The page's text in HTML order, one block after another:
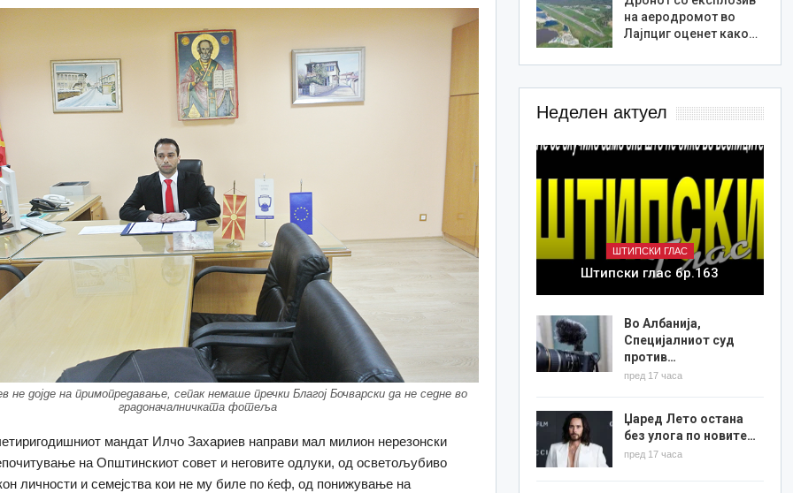
не дојде на примопредавање, сепак немаше пречки Благој Бочварски да не седне во
градоначалничката фотеља
мандат Илчо Захариев направи мал милион нерезонски
на Општинскиот совет и неговите одлуки, од осветољубиво
личности и семејства кои не му биле по ќеф, од понижување на
на аеродромот во
Лајпциг оценет како…
Неделен актуел
ШТИПСКИ ГЛАС
Штипски глас бр.163
Во Албанија,
Специјалниот суд
против…
пред 17 часа
Џаред Лето остана
без улога по новите…
пред 17 часа